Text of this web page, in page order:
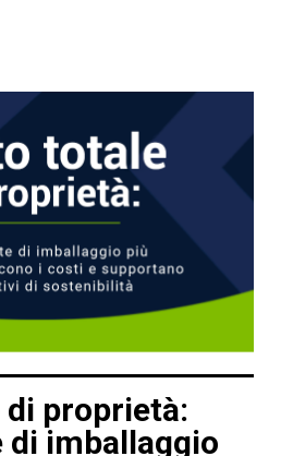
proprietà:
di imballaggio